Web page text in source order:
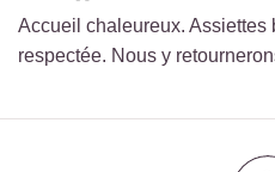
Accueil chaleureux. Assiettes
respectée. Nous y